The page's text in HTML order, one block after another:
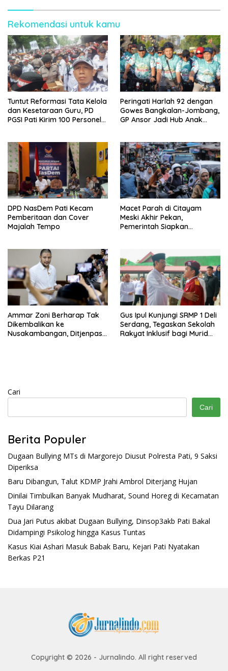
Rekomendasi untuk kamu
Tuntut Reformasi Tata Kelola
dan Kesetaraan Guru, PD
PGSI Pati Kirim 100 Personel
Peringati Harlah 92 dengan
Gowes Bangkalan-Jombang,
GP Ansor Jadi Hub Anak
DPD NasDem Pati Kecam
Pemberitaan dan Cover
Majalah Tempo
Macet Parah di Citayam
Meski Akhir Pekan,
Pemerintah Siapkan
Ammar Zoni Berharap Tak
Dikembalikan ke
Nusakambangan, Ditjenpas
Gus Ipul Kunjungi SRMP 1 Deli
Serdang, Tegaskan Sekolah
Rakyat Inklusif bagi Murid
Cari
Cari
Berita Populer
Dugaan Bullying MTs di Margorejo Diusut Polresta Pati, 9 Saksi
Diperiksa
Baru Dibangun, Talut KDMP Jrahi Ambrol Diterjang Hujan
Dinilai Timbulkan Banyak Mudharat, Sound Horeg di Kecamatan
Tayu Dilarang
Dua Jari Putus akibat Dugaan Bullying, Dinsop3akb Pati Bakal
Didampingi Psikolog hingga Kasus Tuntas
Kasus Kiai Ashari Masuk Babak Baru, Kejari Pati Nyatakan
Berkas P21
Copyright © 2026 - Jurnalindo. All right reserved